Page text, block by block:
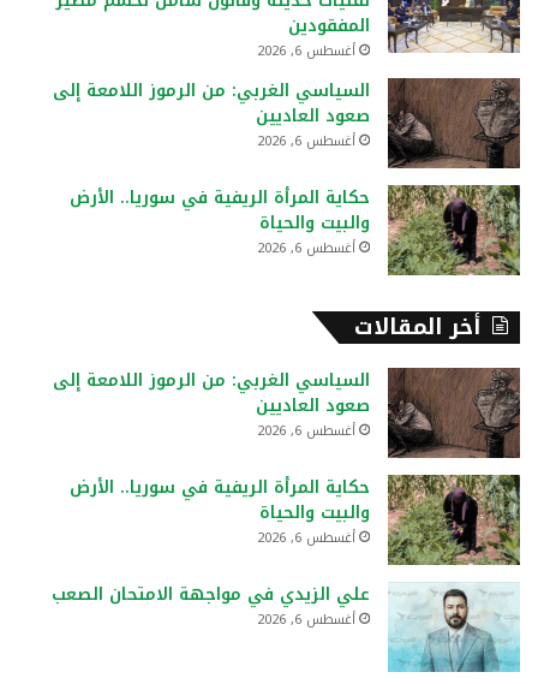
المفقودين
أغسطس 6, 2026
السياسي الغربي: من الرموز اللامعة إلى
صعود العاديين
أغسطس 6, 2026
حكاية المرأة الريفية في سوريا.. الأرض
والبيت والحياة
أغسطس 6, 2026
أخر المقالات
السياسي الغربي: من الرموز اللامعة إلى
صعود العاديين
أغسطس 6, 2026
حكاية المرأة الريفية في سوريا.. الأرض
والبيت والحياة
أغسطس 6, 2026
علي الزيدي في مواجهة الامتحان الصعب
أغسطس 6, 2026